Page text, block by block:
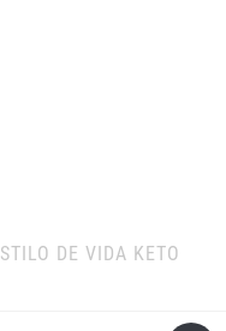
DE VIDA KETO